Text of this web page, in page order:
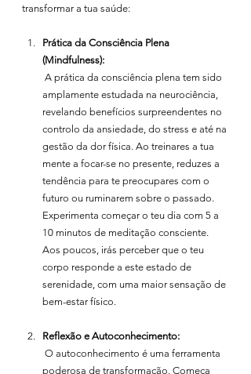
transformar a tua saúde:
Prática da Consciência Plena
(Mindfulness):
amplamente estudada na neurociência,
revelando benefícios surpreendentes no
controlo da ansiedade, do stress e até na
gestão da dor física. Ao treinares a tua
mente a focar-se no presente, reduzes a
tendência para te preocupares com o
futuro ou ruminarem sobre o passado.
Experimenta começar o teu dia com 5 a
10 minutos de meditação consciente.
Aos poucos, irás perceber que o teu
corpo responde a este estado de
serenidade, com uma maior sensação de
bem-estar físico.
Reflexão e Autoconhecimento:
poderosa de transformação. Começa